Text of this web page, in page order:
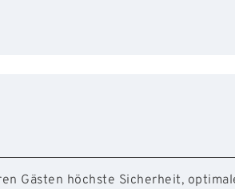
Gästen höchste Sicherheit,